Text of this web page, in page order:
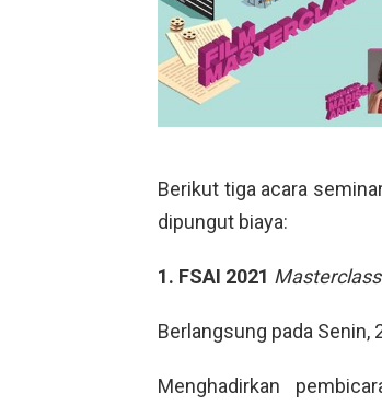
Berikut tiga acara
dipungut biaya:
1. FSAI 2021 Masterclass
Berlangsung pada Senin,
Menghadirkan